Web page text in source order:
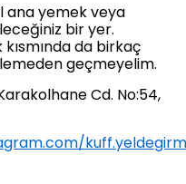
ana yemek veya
bir yer.
da birkaç
geçmeyelim.
Cd. No:54,